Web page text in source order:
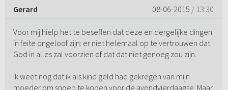
Gerard 08-06-2015 / 13:30
Voor mij hielp het te beseffen dat deze en dergelijke dingen
in feite ongeloof zijn: er niet helemaal op te vertrouwen dat
God in alles zal voorzien of dat dat niet genoeg zou zijn.
Ik weet nog dat ik als kind geld had gekregen van mijn
moeder om snoep te kopen voor de avondvierdaagse. Maar